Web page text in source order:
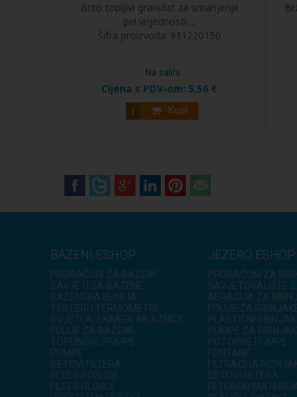
Brzo topljivi granulat za smanjenje
pH vrijednosti ...
Šifra proizvoda: 911220150
Cijena s PDV-om: 5,56 €
Kupi
Na zalihi
BAZENI ESHOP
PRORAČUNI ZA BAZENE
SAVJETI ZA BAZENE
BAZENSKA KEMIJA
TESTERI I TERMOMETRI
SVJETLA, SKIMERI, MLAZNICE
FOLIJE ZA BAZENE
TOPLINSKE PUMPE
PUMPE
SETOVI FILTERA
FILTER POSUDE
FILTER ULOŠCI
JEZERO ESHOP
PRORAČUNI ZA
SAVJETOVALIŠTE
AERACIJA ZA
FOLIJE ZA
PLASTIČNI RIBNJAK
PUMPE ZA
POTOPNE PUMPE
FONTANE
FILTRACIJA
SETOVI FILTERA
FILTERSKI